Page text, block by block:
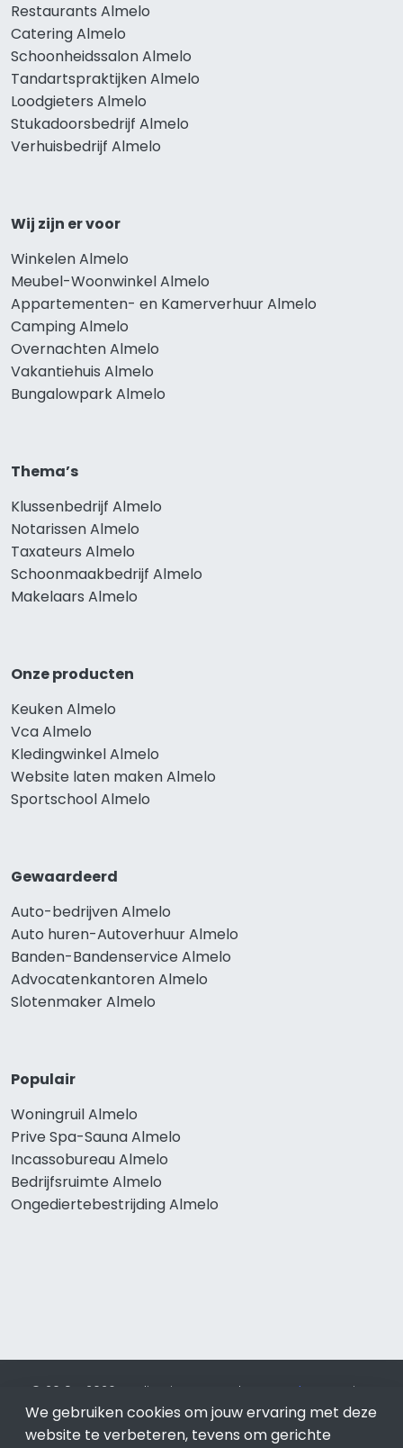
Restaurants Almelo
Catering Almelo
Schoonheidssalon Almelo
Tandartspraktijken Almelo
Loodgieters Almelo
Stukadoorsbedrijf Almelo
Verhuisbedrijf Almelo
Wij zijn er voor
Winkelen Almelo
Meubel-Woonwinkel Almelo
Appartementen- en Kamerverhuur Almelo
Camping Almelo
Overnachten Almelo
Vakantiehuis Almelo
Bungalowpark Almelo
Thema’s
Klussenbedrijf Almelo
Notarissen Almelo
Taxateurs Almelo
Schoonmaakbedrijf Almelo
Makelaars Almelo
Onze producten
Keuken Almelo
Vca Almelo
Kledingwinkel Almelo
Website laten maken Almelo
Sportschool Almelo
Gewaardeerd
Auto-bedrijven Almelo
Auto huren-Autoverhuur Almelo
Banden-Bandenservice Almelo
Advocatenkantoren Almelo
Slotenmaker Almelo
Populair
Woningruil Almelo
Prive Spa-Sauna Almelo
Incassobureau Almelo
Bedrijfsruimte Almelo
Ongediertebestrijding Almelo
© 2019 - 2026 Realisatie en SEO door SEO-bureau
Lion
Internet. Betaal alleen voor bewezen resultaten?SEO
optimalisatie No Cure No Pay.Almelois onderdeel van Lion
We gebruiken cookies om jouw ervaring met deze
website te verbeteren, tevens om gerichte